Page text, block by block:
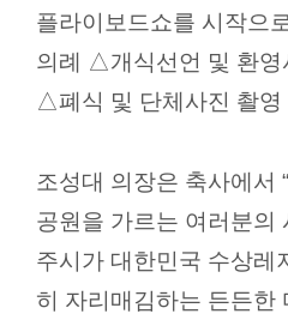
플라이보드쇼를 시작으로
의례
△개식선언 및 환영
△폐식 및 단체사진 촬
조성대 의장은 축사에서 “
공원을 가르는 여러분의
주시가 대한민국 수상레
히 자리매김하는 든든한